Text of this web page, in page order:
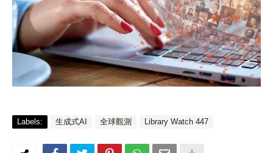
Labels: 生成式AI 全球觀測 Library Watch 447